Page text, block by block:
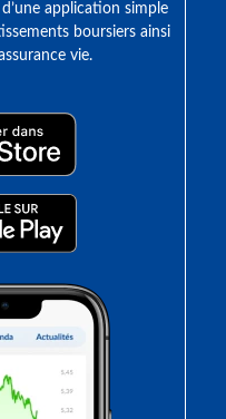
application simple
boursiers ainsi
vie.